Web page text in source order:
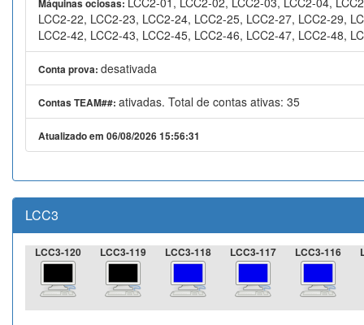
Máquinas ociosas:
LCC2-22, LCC2-23, LCC2-24, LCC2-25, LCC2-27, LCC2-29,
LCC2-42, LCC2-43, LCC2-45, LCC2-46, LCC2-47, LCC2-48,
Conta prova: desativada
Contas TEAM##: ativadas. Total de contas ativas: 35
Atualizado em 06/08/2026 15:56:31
LCC3
LCC3-120 LCC3-119 LCC3-118 LCC3-117 LCC3-116